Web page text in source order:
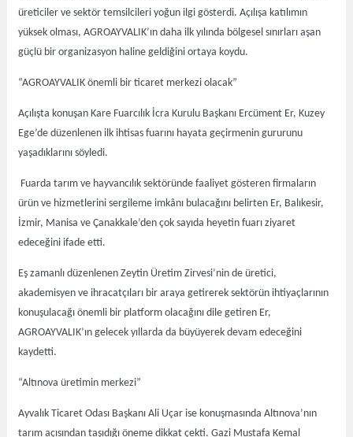
üreticiler ve sektör temsilcileri yoğun ilgi gösterdi. Açılışa katılımın
yüksek olması, AGROAYVALIK’ın daha ilk yılında bölgesel sınırları aşan
güçlü bir organizasyon haline geldiğini ortaya koydu.
“AGROAYVALIK önemli bir ticaret merkezi olacak”
Açılışta konuşan Kare Fuarcılık İcra Kurulu Başkanı Ercüment Er, Kuzey
Ege’de düzenlenen ilk ihtisas fuarını hayata geçirmenin gururunu
yaşadıklarını söyledi.
Fuarda tarım ve hayvancılık sektöründe faaliyet gösteren firmaların
ürün ve hizmetlerini sergileme imkânı bulacağını belirten Er, Balıkesir,
İzmir, Manisa ve Çanakkale’den çok sayıda heyetin fuarı ziyaret
edeceğini ifade etti.
Eş zamanlı düzenlenen Zeytin Üretim Zirvesi’nin de üretici,
akademisyen ve ihracatçıları bir araya getirerek sektörün ihtiyaçlarının
konuşulacağı önemli bir platform olacağını dile getiren Er,
AGROAYVALIK’ın gelecek yıllarda da büyüyerek devam edeceğini
kaydetti.
“Altınova üretimin merkezi”
Ayvalık Ticaret Odası Başkanı Ali Uçar ise konuşmasında Altınova’nın
tarım açısından taşıdığı öneme dikkat çekti. Gazi Mustafa Kemal